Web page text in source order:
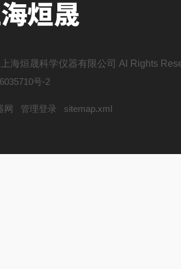
海烜晟科学仪器有限公司 Al Rights
号-2
网 管理登录 sitemap.xml